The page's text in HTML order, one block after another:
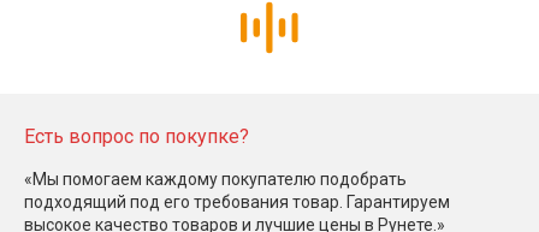
Есть вопрос по покупке?
«Мы помогаем каждому покупателю подобрать
подходящий под его требования товар. Гарантируем
высокое качество товаров и лучшие цены в Рунете.»